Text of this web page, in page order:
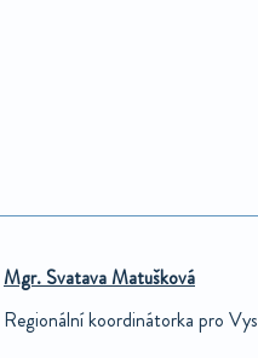
Mgr. Svatava Matušková
Regionální koordinátorka pro